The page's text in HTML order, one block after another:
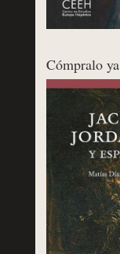
Cómpralo ya